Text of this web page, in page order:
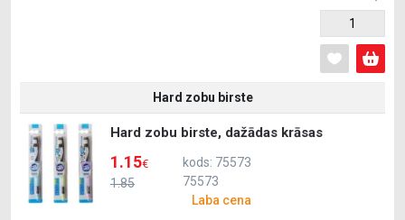
Hard zobu birste
Hard zobu birste, dažādas krāsas
1.85
1.15€
kods: 75573
75573
Laba cena